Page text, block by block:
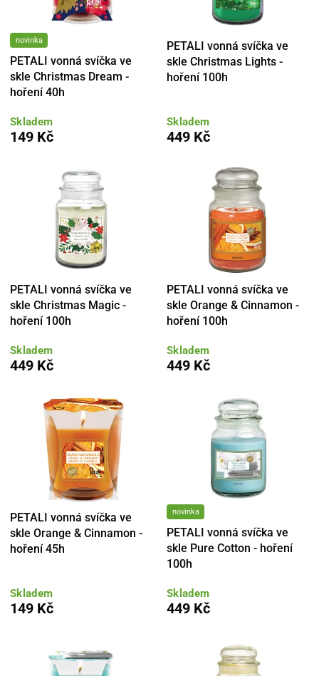
novinka
PETALI vonná svíčka ve
skle Christmas Dream -
hoření 40h
Skladem
149 Kč
PETALI vonná svíčka ve
skle Christmas Lights -
hoření 100h
Skladem
449 Kč
PETALI vonná svíčka ve
skle Christmas Magic -
hoření 100h
Skladem
449 Kč
PETALI vonná svíčka ve
skle Orange & Cinnamon -
hoření 100h
Skladem
449 Kč
PETALI vonná svíčka ve
skle Orange & Cinnamon -
hoření 45h
Skladem
149 Kč
novinka
PETALI vonná svíčka ve
skle Pure Cotton - hoření
100h
Skladem
449 Kč